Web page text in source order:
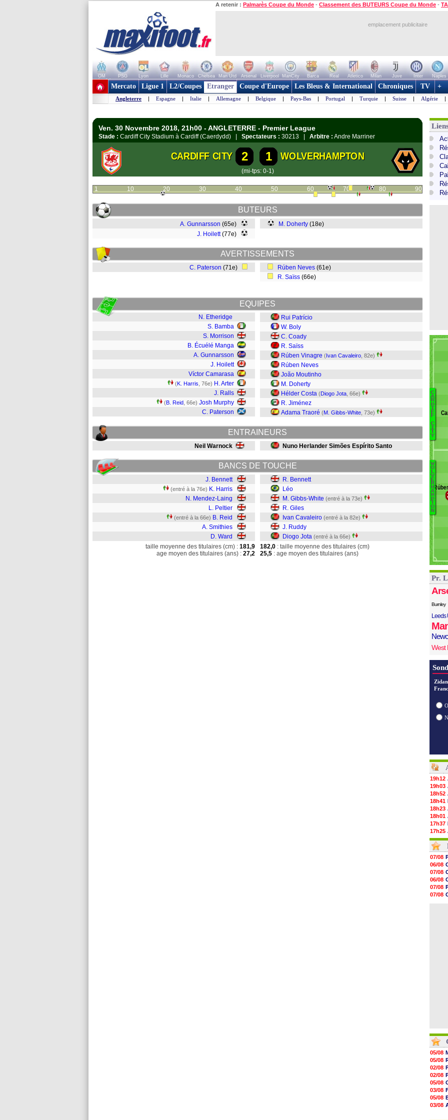
A retenir : Palmarès Coupe du Monde - Classement des BUTEURS Coupe du Monde -
emplacement publicitaire
OM PSG Lyon Lille Monaco Chelsea Man Utd Arsenal Liverpool ManCity Barca Real Atletico Milan Juve Inter Naples
+ de clubs
Mercato Ligue 1 L2/Coupes Etranger Coupe d'Europe Les Bleus & International Chroniques TV +
Angleterre | Espagne | Italie | Allemagne | Belgique | Pays-Bas | Portugal | Turquie | Suisse | Algérie |
Ven. 30 Novembre 2018, 21h00 - ANGLETERRE - Premier League
Stade : Cardiff City Stadium à Cardiff (Caerdydd) | Spectateurs : 30213 | Arbitre : Andre Marriner
CARDIFF CITY 2 1 WOLVERHAMPTON
(mi-tps: 0-1)
1 10 20 30 40 50 60 70 80 90
BUTEURS
A. Gunnarsson (65e)
J. Hoilett(77e)
M. Doherty (18e)
AVERTISSEMENTS
C. Paterson (71e) Rúben Neves (61e)
R. Saïss (66e)
EQUIPES
N. Etheridge
S. Bamba
S. Morrison
B. Écuélé Manga
A. Gunnarsson
J. Hoilett
Víctor Camarasa
(K. Harris , 76e) H. Arter
J. Ralls
(B. Reid , 66e) Josh Murphy
C. Paterson
Rui Patrício
W. Boly
C. Coady
R. Saïss
Rúben Vinagre (Ivan Cavaleiro , 82e)
Rúben Neves
João Moutinho
M. Doherty
Hélder Costa (Diogo Jota , 66e)
R. Jiménez
Adama Traoré (M. Gibbs-White , 73e)
ENTRAINEURS
Neil Warnock Nuno Herlander Simões Espírito Santo
BANCS DE TOUCHE
J. Bennett
(entré à la 76e) K. Harris
N. Mendez-Laing
L. Peltier
(entré à la 66e) B. Reid
A. Smithies
D. Ward
R. Bennett
Léo
M. Gibbs-White (entré à la 73e)
R. Giles
Ivan Cavaleiro (entré à la 82e)
J. Ruddy
Diogo Jota (entré à la 66e)
taille moyenne des titulaires (cm) : 181,9
age moyen des titulaires (ans) : 27,2
182,0 : taille moyenne des titulaires (cm)
25,5 : age moyen des titulaires (ans)
C
A
R
D
I
F
F
C
I
T
Y
W
O
L
V
E
R
H
A
M
P
O
N
Pr.
Burnley
Leeds
West
19h12
19h03
18h52
18h41
18h23
18h01
17h37
17h25
17h08
16h55
16h31
16h11
16h06
15h48
15h41
15h21
15h14
07/08
06/08
07/08
06/08
07/08
07/08
05/08
05/08
02/08
02/08
05/08
03/08
05/08
03/08